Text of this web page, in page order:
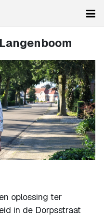
oplossing ter
in de Dorpsstraat